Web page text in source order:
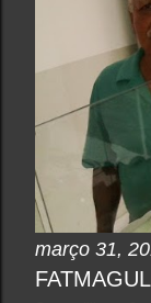
março 31,